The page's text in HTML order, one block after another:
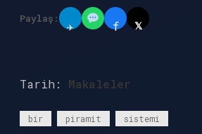
Paylaş:
✈ f 𝕏
Tarih: Makaleler
bir piramit sistemi